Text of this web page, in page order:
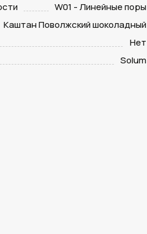
W01 - Линейные поры
Каштан Поволжский шоколадный
Нет
Solum